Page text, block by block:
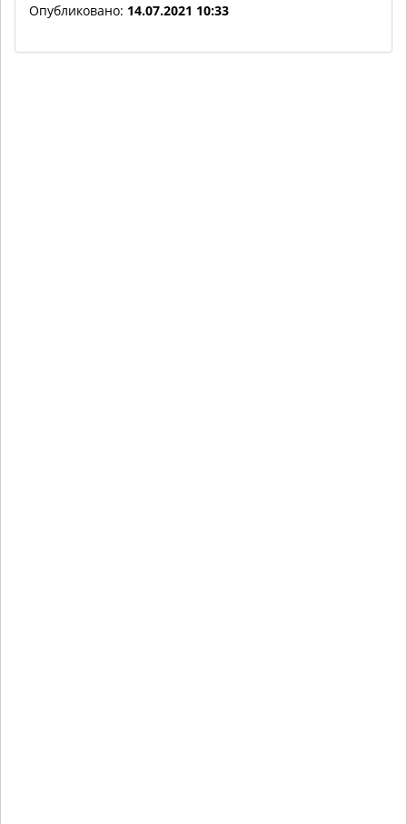
Опубликовано: 14.07.2021 10:33